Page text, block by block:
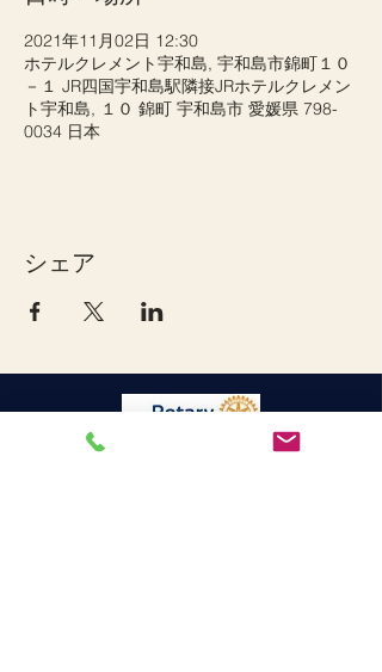
2021年11月02日 12:30
ホテルクレメント宇和島, 宇和島市錦町１０
－１ JR四国宇和島駅隣接JRホテルクレメン
ト宇和島, １０ 錦町 宇和島市 愛媛県 798-
0034 日本
シェア